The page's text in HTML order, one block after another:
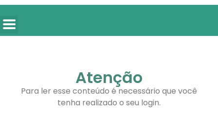
Atenção
Para ler esse conteúdo é necessário que você
tenha realizado o seu login.